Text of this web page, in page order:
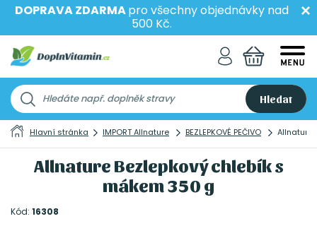
DOPRAVA ZDARMApro všechny objednávky nad
500 Kč.
Hledat
Hlavní stránka IMPORT Allnature BEZLEPKOVÉ PEČIVO Allnature
Allnature Bezlepkový chlebík s
mákem 350 g
Kód: 16308